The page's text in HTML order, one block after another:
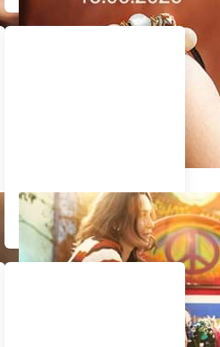
PEACE, LOVE &
HARMONY